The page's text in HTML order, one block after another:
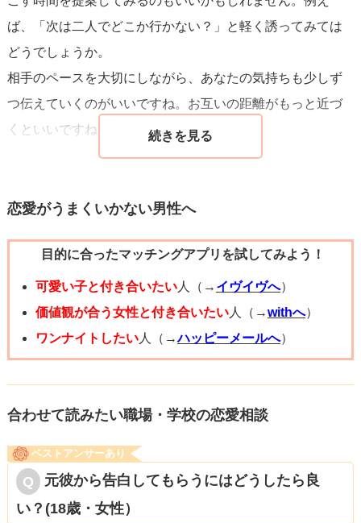
ば、「次は二人でどこか行かない？」と軽く誘ってみては
どうでしょうか。
相手のペースを大切にしながら、あなたの気持ちも少しず
つ伝えていくのがいいですね。お互いの距離がもっと近づ
くといいですね！
恋愛がうまくいかない男性へ
目的に合ったマッチングアプリを試してみよう！
可愛い子と付き合いたい人（→ イヴイヴへ）
価値観が合う女性と付き合いたい人（→withへ）
ワンナイトしたい人（→ハッピーメールへ）
合わせて読みたい職場・学校の恋愛相談
ベストアンサーあり
元彼から告白してもらうにはどうしたら良
い？(18歳・女性）